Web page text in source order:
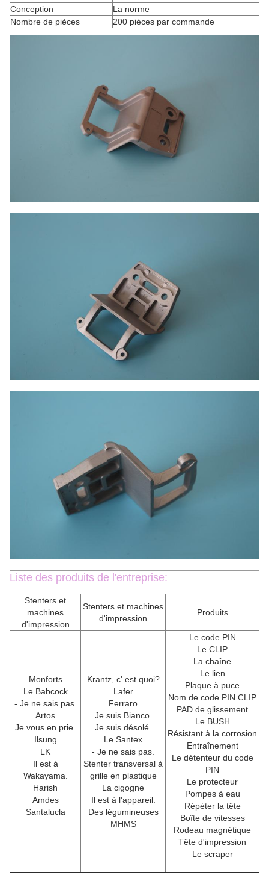
Conception
La norme
Nombre de pièces
200 pièces par commande
Liste des produits de l'entreprise:
Stenters et
machines
d'impression
Stenters et machines
d'impression
Produits
Monforts
Le Babcock
- Je ne sais pas.
Artos
Je vous en prie.
Ilsung
LK
Il est à
Wakayama.
Harish
Amdes
Santalucla
Krantz, c' est quoi?
Lafer
Ferraro
Je suis Bianco.
Je suis désolé.
Le Santex
- Je ne sais pas.
Stenter transversal à
grille en plastique
La cigogne
Il est à l'appareil.
Des légumineuses
MHMS
Le code PIN
Le CLIP
La chaîne
Le lien
Plaque à puce
Nom de code PIN CLIP
PAD de glissement
Le BUSH
Résistant à la corrosion
Entraînement
Le détenteur du code
PIN
Le protecteur
Pompes à eau
Répéter la tête
Boîte de vitesses
Rodeau magnétique
Tête d'impression
Le scraper